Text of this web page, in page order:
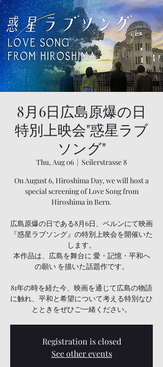
8月6日広島原爆の日
特別上映会"惑星ラブ
ソング"
Thu, Aug 06
  |
Seilerstrasse 8
On August 6, Hiroshima Day, we will host a
special screening of Love Song from
Hiroshima in Bern.
広島原爆の日である8月6日、ベルンにて映画
『惑星ラブソング』の特別上映会を開催いた
します。
本作品は、広島を舞台に 愛・記憶・平和へ
の願い を描いた話題作です。
81年の時を経た今、映画を通じて広島の物語
に触れ、平和と希望について考える特別なひ
とときをぜひご一緒ください。
Registration is closed
See other events